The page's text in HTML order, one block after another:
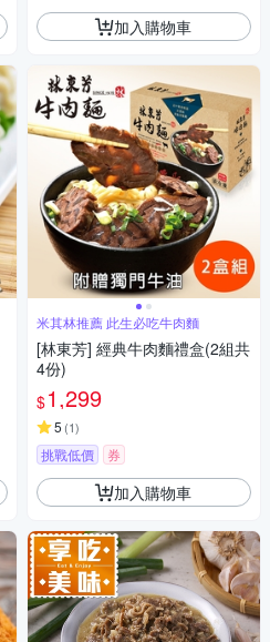
加入購物車
米其林推薦 此生必吃牛肉麵
[林東芳] 經典牛肉麵禮盒(2組共
4份)
$1,299
5 (1)
挑戰低價 券
加入購物車